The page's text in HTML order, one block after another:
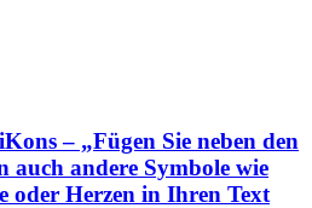
– „Fügen Sie neben den
auch andere Symbole wie
oder Herzen in Ihren Text